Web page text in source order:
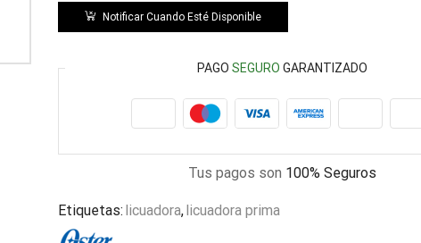
Notificar Cuando Esté Disponible
PAGOSEGURO GARANTIZADO
Tus pagos son 100% Seguros
Etiquetas: licuadora, licuadora prima